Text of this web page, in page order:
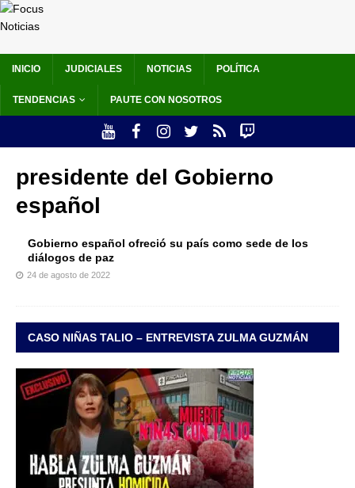
INICIO JUDICIALES NOTICIAS POLÍTICA
TENDENCIAS PAUTE CON NOSOTROS
presidente del Gobierno
español
Gobierno español ofreció su país como sede de los
diálogos de paz
24 de agosto de 2022
CASO NIÑAS TALIO – ENTREVISTA ZULMA GUZMÁN